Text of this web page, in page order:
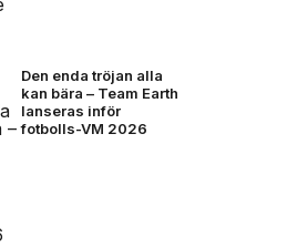
Den enda tröjan alla
kan bära – Team Earth
lanseras inför
fotbolls-VM 2026